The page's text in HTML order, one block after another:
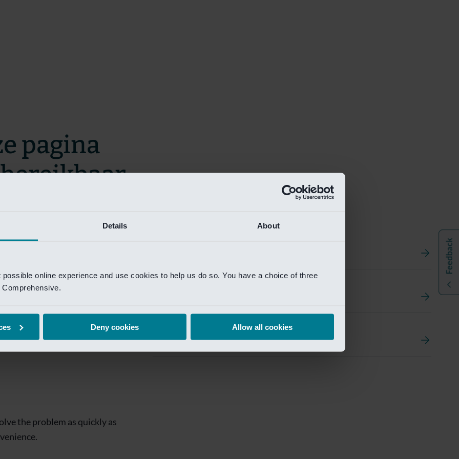
Details About
online experience and use cookies to help us do so. You have a choice of three
Deny cookies Allow all cookies
Van Lanschot Kempen Research
pagina
zo snel mogelijk te verhelpen.
te krijgen.
is
the problem as quickly as